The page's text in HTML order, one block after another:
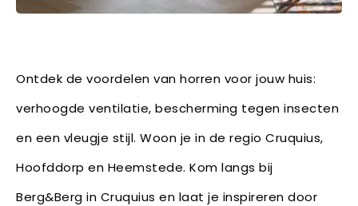
Ontdek de voordelen van horren voor jouw huis:
verhoogde ventilatie, bescherming tegen insecten
en een vleugje stijl. Woon je in de regio Cruquius,
Hoofddorp en Heemstede. Kom langs bij
Berg&Berg in Cruquius en laat je inspireren door